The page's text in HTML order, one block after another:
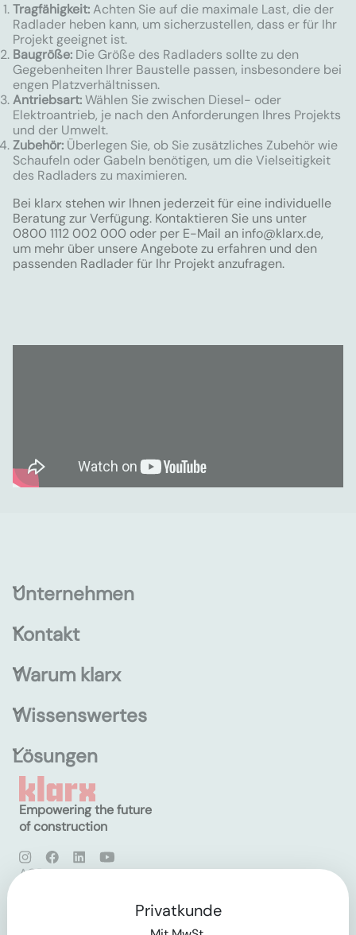
Tragfähigkeit:Achten Sie auf die maximale Last, die der
Radlader heben kann, um sicherzustellen, dass er für Ihr
Projekt geeignet ist.
Baugröße: Die Größe des Radladers sollte zu den
Gegebenheiten Ihrer Baustelle passen, insbesondere bei
engen Platzverhältnissen.
Antriebsart:Wählen Sie zwischen Diesel- oder
Elektroantrieb, je nach den Anforderungen Ihres Projekts
und der Umwelt.
Zubehör: Überlegen Sie, ob Sie zusätzliches Zubehör wie
Schaufeln oder Gabeln benötigen, um die Vielseitigkeit
des Radladers zu maximieren.
Bei klarx stehen wir Ihnen jederzeit für eine individuelle
Beratung zur Verfügung. Kontaktieren Sie uns unter
0800 1112 002 000 oder per E-Mail an info@klarx.de,
um mehr über unsere Angebote zu erfahren und den
passenden Radlader für Ihr Projekt anzufragen.
Unternehmen
Kontakt
Warum klarx
Wissenswertes
Lösungen
Empowering the future
of construction
AGB
Privatkunde